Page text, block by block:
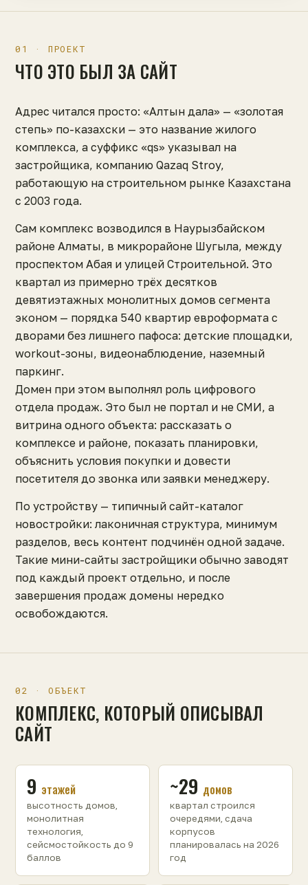
01 · ПРОЕКТ
ЧТО ЭТО БЫЛ ЗА САЙТ
Адрес читался просто: «Алтын дала» — «золотая
степь» по-казахски — это название жилого
комплекса, а суффикс «qs» указывал на
застройщика, компанию Qazaq Stroy,
работающую на строительном рынке Казахстана
с 2003 года.
Сам комплекс возводился в Наурызбайском
районе Алматы, в микрорайоне Шугыла, между
проспектом Абая и улицей Строительной. Это
квартал из примерно трёх десятков
девятиэтажных монолитных домов сегмента
эконом — порядка 540 квартир евроформата с
дворами без лишнего пафоса: детские площадки,
workout-зоны, видеонаблюдение, наземный
паркинг.
Домен при этом выполнял роль цифрового
отдела продаж. Это был не портал и не СМИ, а
витрина одного объекта: рассказать о
комплексе и районе, показать планировки,
объяснить условия покупки и довести
посетителя до звонка или заявки менеджеру.
По устройству — типичный сайт-каталог
новостройки: лаконичная структура, минимум
разделов, весь контент подчинён одной задаче.
Такие мини-сайты застройщики обычно заводят
под каждый проект отдельно, и после
завершения продаж домены нередко
освобождаются.
02 · ОБЪЕКТ
КОМПЛЕКС, КОТОРЫЙ ОПИСЫВАЛ
САЙТ
9 этажей
высотность домов,
монолитная
технология,
сейсмостойкость до 9
баллов
~29 домов
квартал строился
очередями, сдача
корпусов
планировалась на 2026
год